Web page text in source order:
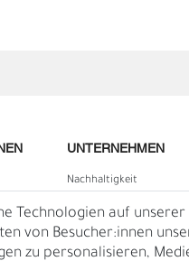
UNTERNEHMEN
Nachhaltigkeit
Kontakt
Über uns
Rückgabe
Technologien auf unserer
von Besucher:innen
zu personalisieren,